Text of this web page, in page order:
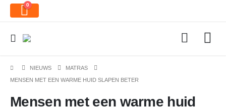
0
NIEUWS
MATRAS
MENSEN MET EEN WARME HUID SLAPEN BETER
Mensen met een warme huid